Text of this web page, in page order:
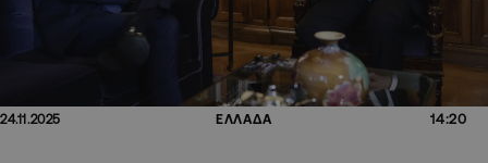
24.11.2025 ΕΛΛΑΔΑ 14:20